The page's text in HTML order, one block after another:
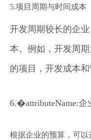
5.项目周期与时间成本
开发周期较长的企
本。例如，开发周
的项目，开发成本和
6.�attributeName:
根据企业的预算，可以